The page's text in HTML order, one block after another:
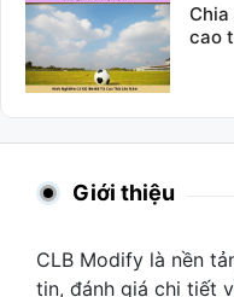
cao
Giới thiệu
CLB Modify là nền
tin, đánh giá chi tiết